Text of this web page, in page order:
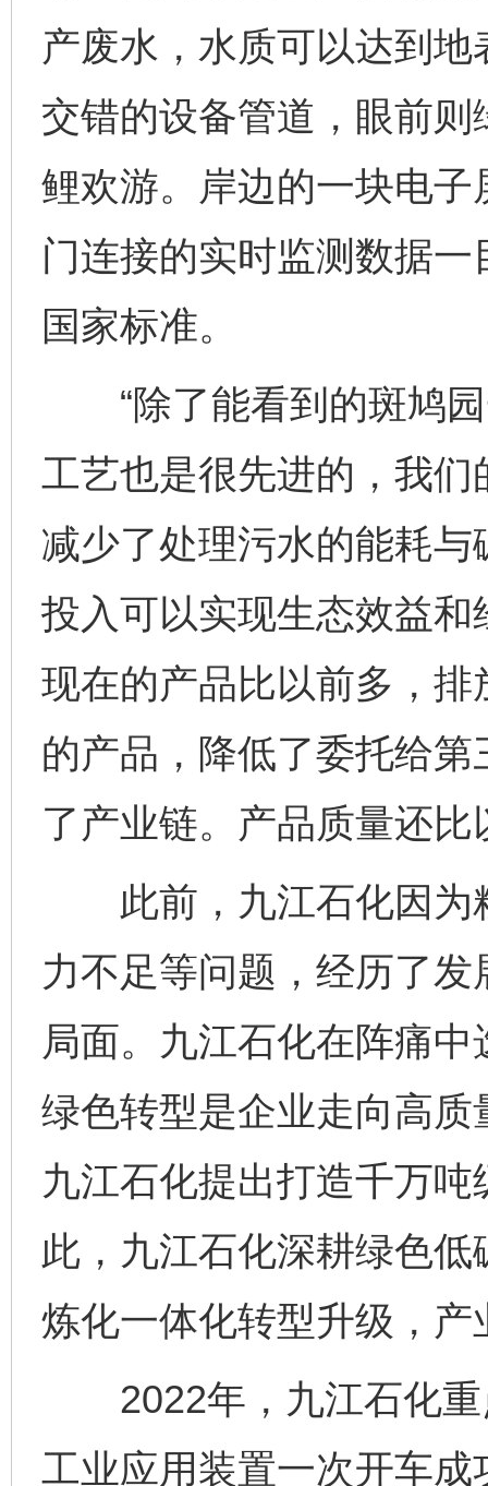
产废水，水质可以达到
交错的设备管道，眼前
鲤欢游。岸边的一块电
门连接的实时监测数据
国家标准。
“除了能看到的斑鸠园
工艺也是很先进的，我
减少了处理污水的能耗与
投入可以实现生态效益和
现在的产品比以前多，
的产品，降低了委托给
了产业链。产品质量还
此前，九江石化因为
力不足等问题，经历了发
局面。九江石化在阵痛
绿色转型是企业走向高
九江石化提出打造千万
此，九江石化深耕绿色
炼化一体化转型升级，
2022年，九江石化重
工业应用装置一次开车